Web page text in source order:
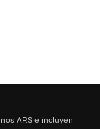
AR$ e incluyen